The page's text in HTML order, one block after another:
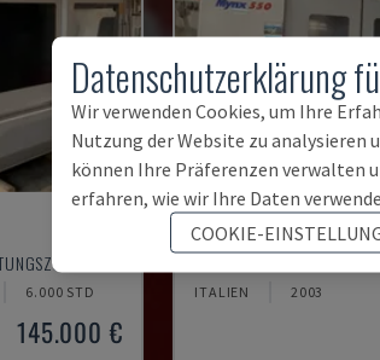
6.000 STD
145.000 €
MYNX 550
ITALIEN 2003
Datenschutzerklärung
Wir verwenden Cookies, um Ihre
Nutzung der Website zu analysieren
können Ihre Präferenzen verwalten
erfahren, wie wir Ihre Daten
COOKIE-